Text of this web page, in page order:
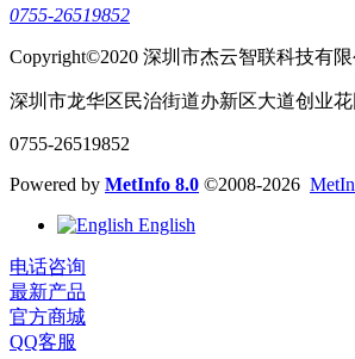
0755-26519852
Copyright©2020 深圳市杰云智联科技有
深圳市龙华区民治街道办新区大道创业
0755-26519852
Powered by MetInfo 8.0 ©2008-2026
English
电话咨询
最新产品
官方商城
QQ客服